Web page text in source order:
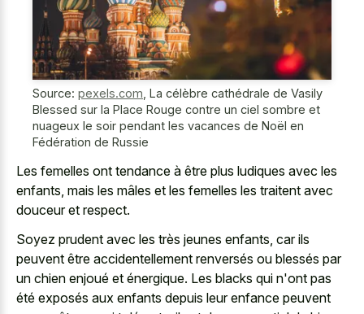
Source: pexels.com La célèbre cathédrale de Vasily
Blessed sur la Place Rouge contre un ciel sombre et
nuageux le soir pendant les vacances de Noël en
Fédération de Russie
Les femelles ont tendance à être plus ludiques avec les
enfants, mais les mâles et les femelles les traitent avec
douceur et respect.
Soyez prudent avec les très jeunes enfants, car ils
peuvent être accidentellement renversés ou blessés par
un chien enjoué et énergique. Les blacks qui n'ont pas
été exposés aux enfants depuis leur enfance peuvent